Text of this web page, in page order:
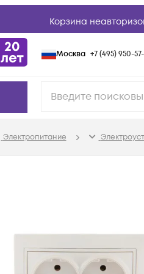
Корзина
Москва +7 (495) 950-57-
Электропитание